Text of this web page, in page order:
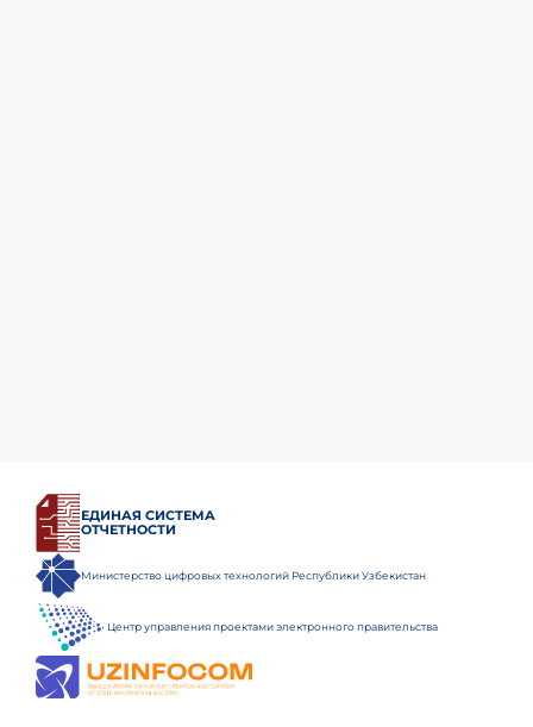
ЕДИНАЯ СИСТЕМА
ОТЧЕТНОСТИ
Министерство цифровых технологий Республики Узбекистан
Центр управления проектами электронного правительства